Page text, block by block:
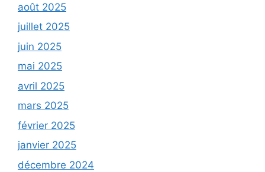
août 2025
juillet 2025
juin 2025
mai 2025
avril 2025
mars 2025
février 2025
janvier 2025
décembre 2024